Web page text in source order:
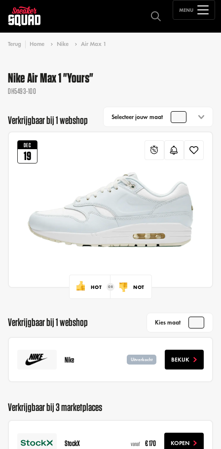
MENU
Terug Home Nike Air Max 1
Nike Air Max 1 "Yours​"
DH5493-100
Verkrijgbaar bij 1 webshop Selecteer jouw maat
DEC
19
HOT NOT
Verkrijgbaar bij 1 webshop Kies maat
Nike Uitverkocht BEKIJK
Verkrijgbaar bij 3 marketplaces
StockX vanaf € 170 KOPEN